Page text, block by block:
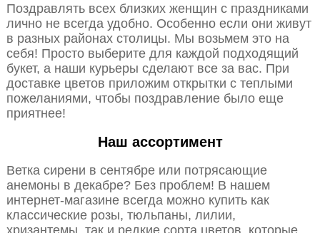
Поздравлять всех близких женщин с праздниками
лично не всегда удобно. Особенно если они живут
в разных районах столицы. Мы возьмем это на
себя! Просто выберите для каждой подходящий
букет, а наши курьеры сделают все за вас. При
доставке цветов приложим открытки с теплыми
пожеланиями, чтобы поздравление было еще
приятнее!
Наш ассортимент
Ветка сирени в сентябре или потрясающие
анемоны в декабре? Без проблем! В нашем
интернет-магазине всегда можно купить как
классические розы, тюльпаны, лилии,
хризантемы, так и редкие сорта цветов, которые